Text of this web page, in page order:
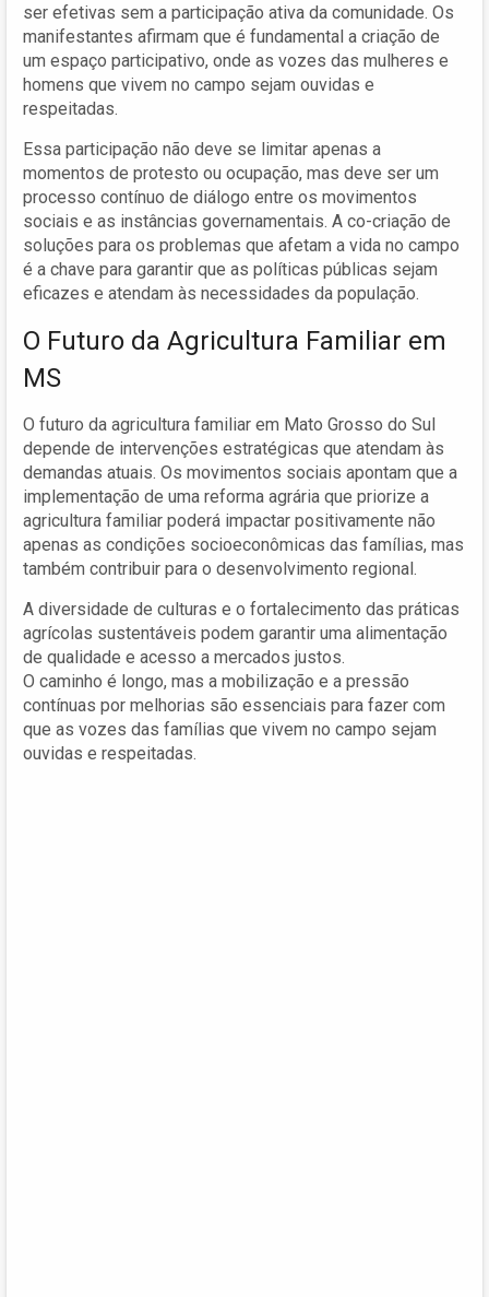
ser efetivas sem a participação ativa da comunidade. Os
manifestantes afirmam que é fundamental a criação de
um espaço participativo, onde as vozes das mulheres e
homens que vivem no campo sejam ouvidas e
respeitadas.
Essa participação não deve se limitar apenas a
momentos de protesto ou ocupação, mas deve ser um
processo contínuo de diálogo entre os movimentos
sociais e as instâncias governamentais. A co-criação de
soluções para os problemas que afetam a vida no campo
é a chave para garantir que as políticas públicas sejam
eficazes e atendam às necessidades da população.
O Futuro da Agricultura Familiar em
MS
O futuro da agricultura familiar em Mato Grosso do Sul
depende de intervenções estratégicas que atendam às
demandas atuais. Os movimentos sociais apontam que a
implementação de uma reforma agrária que priorize a
agricultura familiar poderá impactar positivamente não
apenas as condições socioeconômicas das famílias, mas
também contribuir para o desenvolvimento regional.
A diversidade de culturas e o fortalecimento das práticas
agrícolas sustentáveis podem garantir uma alimentação
de qualidade e acesso a mercados justos.
O caminho é longo, mas a mobilização e a pressão
contínuas por melhorias são essenciais para fazer com
que as vozes das famílias que vivem no campo sejam
ouvidas e respeitadas.